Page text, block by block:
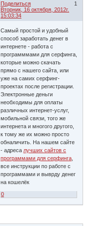
Поделиться
1
Вторник, 16 октября, 2012г.
15:03:34
Самый простой и удобный
способ заработать денег в
интернете - работа с
программмами для серфинга,
которые можно скачать
прямо с нашего сайта, или
уже на самих серфинг-
проектах после регистрации.
Электронные деньги
необходимы для оплаты
различных интернет-услуг,
мобильной связи, того же
интернета и многого другого,
к тому же их можно просто
обналичить. На нашем сайте
- адреса лучших сайтов с
программами для серфинга
все инструкции по работе с
программами и выврду денег
на кошелёк
0